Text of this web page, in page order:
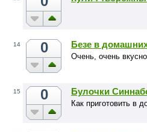
14 0 Безе в
Очень, очень
15 0 Булочки
Как приготовить в